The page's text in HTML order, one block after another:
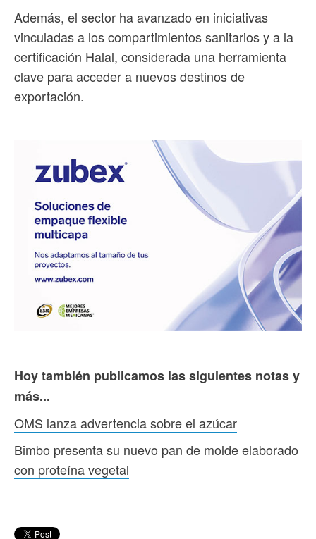
Además, el sector ha avanzado en iniciativas
vinculadas a los compartimientos sanitarios y a la
certificación Halal, considerada una herramienta
clave para acceder a nuevos destinos de
exportación.
Hoy también publicamos las siguientes notas y
más...
OMS lanza advertencia sobre el azúcar
Bimbo presenta su nuevo pan de molde elaborado
con proteína vegetal